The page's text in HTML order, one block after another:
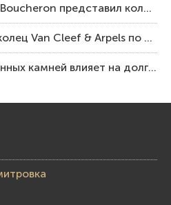
Четыре главы истории: Boucheron представил коллекцию «Nom: Boucheron, Prénom: Frédéric»
Шесть самых дорогих колец Van Cleef & Arpels по итогам аукционов Sotheby’s
Как твердость драгоценных камней влияет на долговечность ювелирных изделий